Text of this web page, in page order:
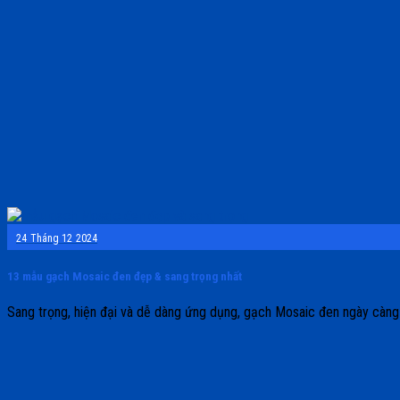
24 Tháng 12 2024
13 mẫu gạch Mosaic đen đẹp & sang trọng nhất
Sang trọng, hiện đại và dễ dàng ứng dụng, gạch Mosaic đen ngày